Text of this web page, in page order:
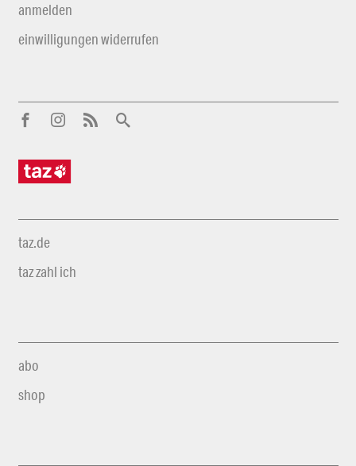
anmelden
einwilligungen widerrufen
taz.de
taz zahl ich
abo
shop